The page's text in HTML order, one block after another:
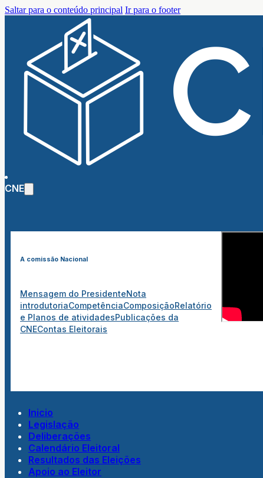
Saltar para o conteúdo principal Ir para o footer
CNE
A comissão Nacional
Mensagem do PresidenteNota
introdutoriaCompetênciaComposiçãoRelatório
e Planos de atividadesPublicações da
CNEContas Eleitorais
Inicio
Legislação
Deliberações
Calendário Eleitoral
Resultados das Eleições
Apoio ao Eleitor